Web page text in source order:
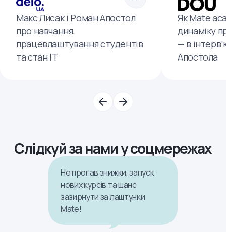
Макс Лисак і Роман Апостол
про навчання,
працевлаштування студентів
та стан ІТ
Як Mate
динаміку
— в
Апостола
Слідкуй за нами у соцмережах
Не проґав знижки, запуск
нових курсів та шанс
зазирнути за лаштунки
Mate!